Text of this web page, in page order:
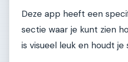
Deze app heeft een
sectie waar je kunt zien
is visueel leuk en houdt je